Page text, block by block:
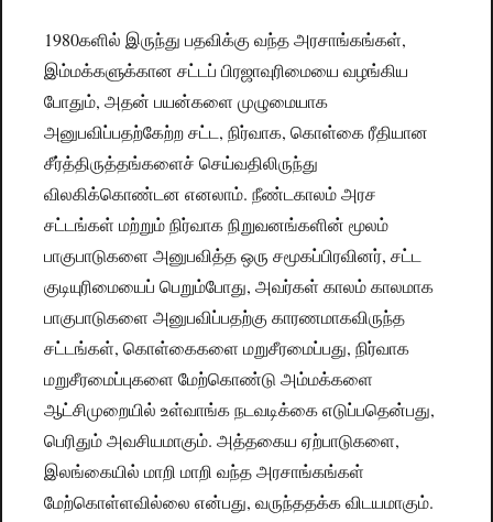
1980களில் இருந்து பதவிக்கு வந்த அரசாங்கங்கள்,
இம்மக்களுக்கான சட்டப் பிரஜாவுரிமையை வழங்கிய
போதும், அதன் பயன்களை முழுமையாக
அனுபவிப்பதற்கேற்ற சட்ட, நிர்வாக, கொள்கை ரீதியான
சீர்த்திருத்தங்களைச் செய்வதிலிருந்து
விலகிக்கொண்டன எனலாம். நீண்டகாலம் அரச
சட்டங்கள் மற்றும் நிர்வாக நிறுவனங்களின் மூலம்
பாகுபாடுகளை அனுபவித்த ஒரு சமூகப்பிரவினர், சட்ட
குடியுரிமையைப் பெறும்போது, அவர்கள் காலம் காலமாக
பாகுபாடுகளை அனுபவிப்பதற்கு காரணமாகவிருந்த
சட்டங்கள், கொள்கைகளை மறுசீரமைப்பது, நிர்வாக
மறுசீரமைப்புகளை மேற்கொண்டு அம்மக்களை
ஆட்சிமுறையில் உள்வாங்க நடவடிக்கை எடுப்பதென்பது,
பெரிதும் அவசியமாகும். அத்தகைய ஏற்பாடுகளை,
இலங்கையில் மாறி மாறி வந்த அரசாங்கங்கள்
மேற்கொள்ளவில்லை என்பது, வருந்ததக்க விடயமாகும்.